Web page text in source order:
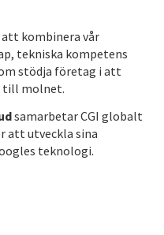
kombinera vår
tekniska kompetens
stödja företag i att
till molnet.
samarbetar CGI globalt
att utveckla sina
teknologi.